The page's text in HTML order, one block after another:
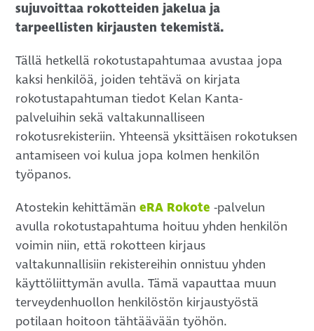
sujuvoittaa rokotteiden jakelua ja
tarpeellisten kirjausten tekemistä.
Tällä hetkellä rokotustapahtumaa avustaa jopa
kaksi henkilöä, joiden tehtävä on kirjata
rokotustapahtuman tiedot Kelan Kanta-
palveluihin sekä valtakunnalliseen
rokotusrekisteriin. Yhteensä yksittäisen rokotuksen
antamiseen voi kulua jopa kolmen henkilön
työpanos.
Atostekin kehittämäneRA Rokote -palvelun
avulla rokotustapahtuma hoituu yhden henkilön
voimin niin, että rokotteen kirjaus
valtakunnallisiin rekistereihin onnistuu yhden
käyttöliittymän avulla. Tämä vapauttaa muun
terveydenhuollon henkilöstön kirjaustyöstä
potilaan hoitoon tähtäävään työhön.